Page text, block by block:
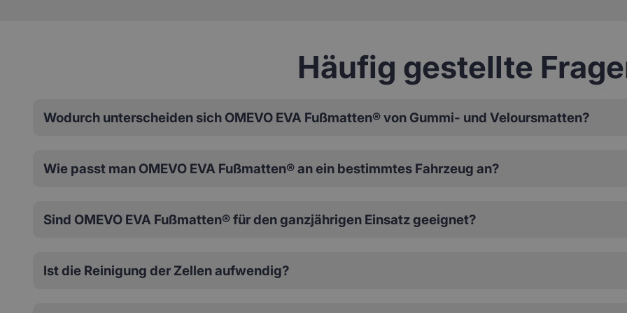
Häufig gestellte
Wodurch unterscheiden sich OMEVO EVA Fußmatten® von Gummi- und Veloursmatten?
Wie passt man OMEVO EVA Fußmatten® an ein bestimmtes Fahrzeug an?
Sind OMEVO EVA Fußmatten® für den ganzjährigen Einsatz geeignet?
Ist die Reinigung der Zellen aufwendig?